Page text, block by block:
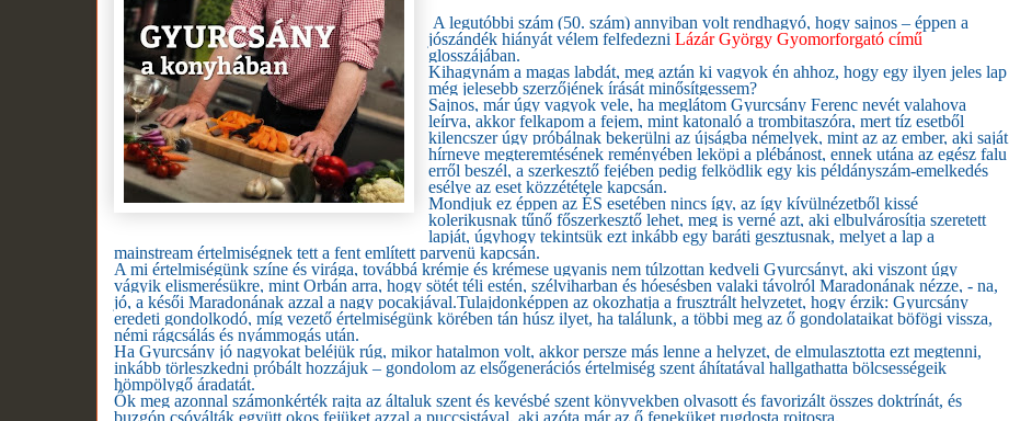
A legutóbbi szám (50. szám) annyiban volt rendhagyó, hogy sajnos – éppen a
jószándék hiányát vélem felfedezni Lázár György Gyomorforgató című
glosszájában.
Kihagynám a magas labdát, meg aztán ki vagyok én ahhoz, hogy egy ilyen jeles lap
még jelesebb szerzőjének írását minősítgessem?
Sajnos, már úgy vagyok vele, ha meglátom Gyurcsány Ferenc nevét valahova
leírva, akkor felkapom a fejem, mint katonaló a trombitaszóra, mert tíz esetből
kilencszer úgy próbálnak bekerülni az újságba némelyek, mint az az ember, aki saját
hírneve megteremtésének reményében leköpi a plébánost, ennek utána az egész falu
erről beszél, a szerkesztő fejében pedig felködlik egy kis példányszám-emelkedés
esélye az eset közzététele kapcsán.
Mondjuk ez éppen az ÉS esetében nincs így, az így kívülnézetből kissé
kolerikusnak tűnő főszerkesztő lehet, meg is verné azt, aki elbulvárosítja szeretett
lapját, úgyhogy tekintsük ezt inkább egy baráti gesztusnak, melyet a lap a
mainstream értelmiségnek tett a fent említett parvenü kapcsán.
A mi értelmiségünk színe és virága, továbbá krémje és krémese ugyanis nem túlzottan kedveli Gyurcsányt, aki viszont úgy
vágyik elismerésükre, mint Orbán arra, hogy sötét téli estén, szélviharban és hóesésben valaki távolról Maradonának nézze, - na,
jó, a késői Maradonának azzal a nagy pocakjával.Tulajdonképpen az okozhatja a frusztrált helyzetet, hogy érzik: Gyurcsány
eredeti gondolkodó, míg vezető értelmiségünk körében tán húsz ilyet, ha találunk, a többi meg az ő gondolataikat böfögi vissza,
némi rágcsálás és nyámmogás után.
Ha Gyurcsány jó nagyokat beléjük rúg, mikor hatalmon volt, akkor persze más lenne a helyzet, de elmulasztotta ezt megtenni,
inkább törleszkedni próbált hozzájuk – gondolom az elsőgenerációs értelmiség szent áhítatával hallgathatta bölcsességeik
hömpölygő áradatát.
Ők meg azonnal számonkérték rajta az általuk szent és kevésbé szent könyvekben olvasott és favorizált összes doktrínát, és
buzgón csóválták együtt okos fejüket azzal a puccsistával, aki azóta már az ő feneküket rugdosta rojtosra.